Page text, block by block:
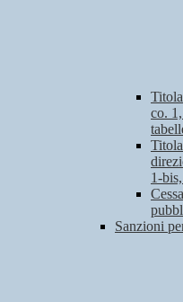
co.
1-
Sanzioni